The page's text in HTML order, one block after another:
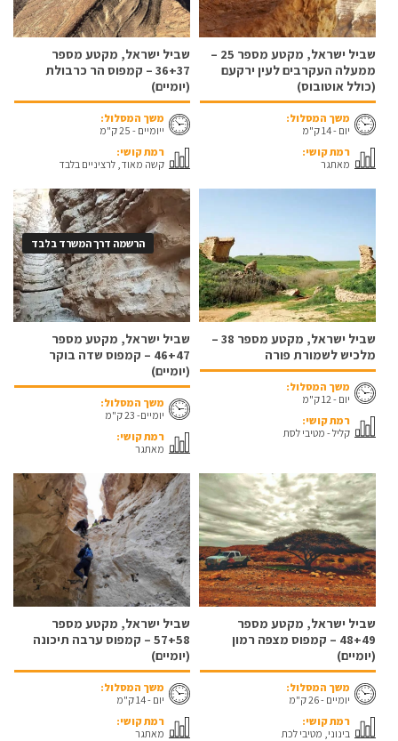
שביל ישראל, מקטע מספר 25 –
ממעלה העקרבים לעין ירקעם
(כולל אוטובוס)
משך המסלול:
יום - 14 ק"מ
רמת קושי:
מאתגר
שביל ישראל, מקטע מספר
36+37 – קמפוס הר כרבולת
(יומיים)
משך המסלול:
ייומיים - 25 ק"מ
רמת קושי:
קשה מאוד, לרציניים בלבד
שביל ישראל, מקטע מספר 38 –
מלכיש לשמורת פורה
משך המסלול:
יום - 12 ק"מ
רמת קושי:
קליל - מטיבי לסת
הרשמה דרך המשרד בלבד
שביל ישראל, מקטע מספר
46+47 – קמפוס שדה בוקר
(יומיים)
משך המסלול:
יומיים- 23 ק"מ
רמת קושי:
מאתגר
שביל ישראל, מקטע מספר
48+49 – קמפוס מצפה רמון
(יומיים)
משך המסלול:
יומיים - 26 ק"מ
רמת קושי:
בינוני, מטיבי לכת
שביל ישראל, מקטע מספר
57+58 – קמפוס ערבה תיכונה
(יומיים)
משך המסלול:
יום - 14 ק"מ
רמת קושי:
מאתגר